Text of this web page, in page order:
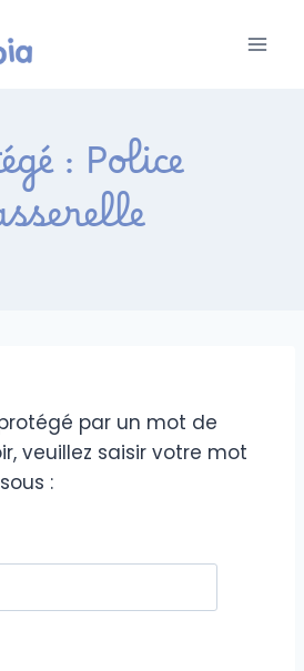
: Police
par un mot de
veuillez saisir votre mot
: